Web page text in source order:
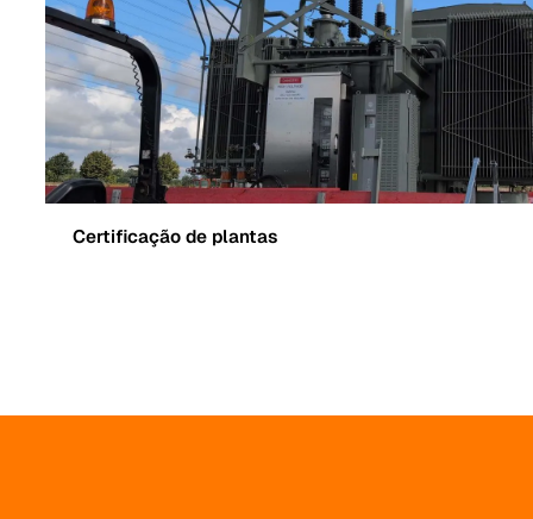
Certificação de plantas